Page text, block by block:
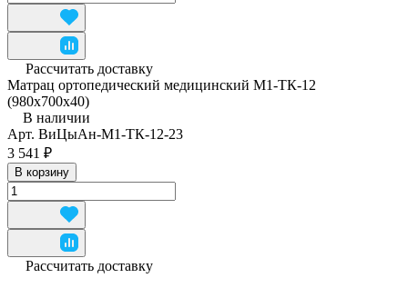
Рассчитать доставку
Матрац ортопедический медицинский М1-ТК-12
(980x700x40)
В наличии
Арт. ВиЦыАн-М1-ТК-12-23
3 541 ₽
В корзину
Рассчитать доставку